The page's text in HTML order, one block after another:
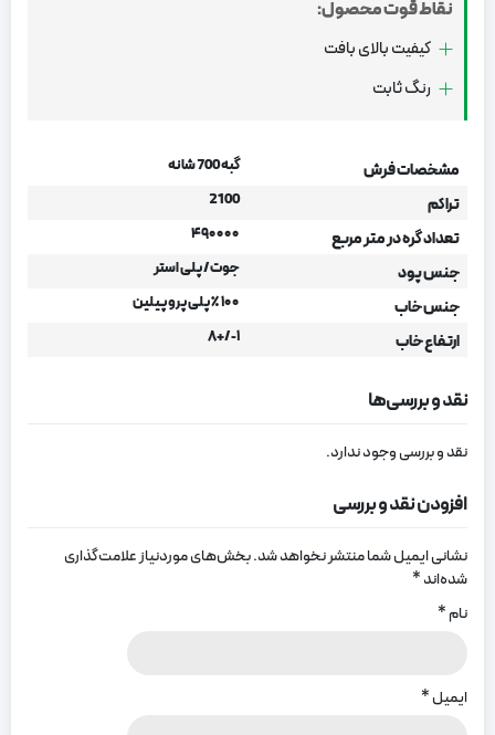
نقاط قوت محصول:
کیفیت بالای بافت
رنگ ثابت
مشخصات فرش گبه 700 شانه
تراکم 2100
تعداد گره در متر مربع ۴۹۰۰۰۰
جنس پود جوت/ پلی استر
جنس خاب ۱۰۰ ٪ پلی پروپیلین
ارتفاع خاب ۱-/+۸
نقد و بررسی‌ها
نقد و بررسی وجود ندارد.
افزودن نقد و بررسی
نشانی ایمیل شما منتشر نخواهد شد.بخش‌های موردنیاز علامت‌گذاری
شده‌اند*
نام*
ایمیل*